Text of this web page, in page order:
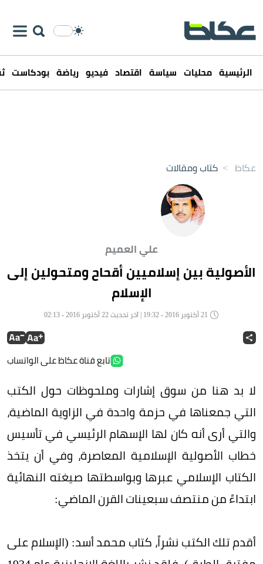
الرئيسية محليات سياسة اقتصاد فيديو رياضة بودكاست
عكاظ > كتاب ومقالات
علي العميم
الأصولية بين إسلاميين أقحاح ومتحولين إلى
الإسلام
تابع قناة عكاظ على الواتساب
لا بد هنا من سوق إشارات وملحوظات حول الكتب
التي جمعناها في حزمة واحدة في الزاوية الماضية،
والتي أرى أنه كان لها الإسهام الرئيسي في تأسيس
خطاب الأصولية الإسلامية المعاصرة، وفي أن يتخذ
الكتاب الإسلامي عبرها وبواسطتها صيغته النهائية
ابتداءً من منتصف سبعينات القرن الماضي:
أقدم تلك الكتب نشراً، كتاب محمد أسد: (الإسلام على